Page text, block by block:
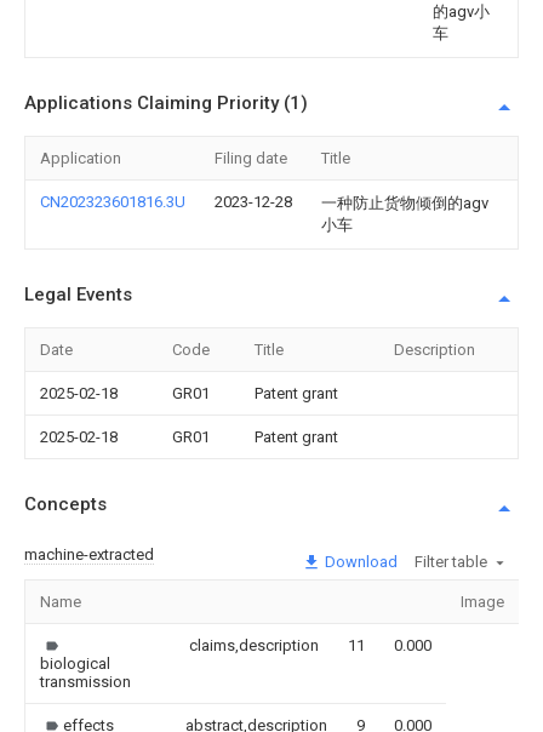
的agv小
车
Applications Claiming Priority (1)
Application Filing date Title
CN202323601816.3U 2023-12-28
一种防止货物倾倒的agv
小车
Legal Events
Date Code Title Description
2025-02-18 GR01 Patent grant
2025-02-18 GR01 Patent grant
Concepts
machine-extracted Download Filter table
Name Image
biological
transmission
claims,description 11 0.000
effects abstract,description 9 0.000